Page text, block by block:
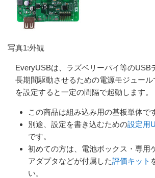
写真1:外観
EveryUSBは、ラズベリーパイ等のUSB
長期間駆動させるための電源モジュー
を設定すると一定の間隔で起動します。
この商品は組み込み用の基板単体で
別途、設定を書き込むための設定用
です。
初めての方は、電池ボックス・専用
アダプタなどが付属した評価キット
い。